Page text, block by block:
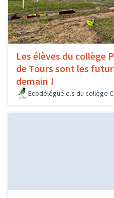
Les élèves du collège
de Tours sont les
demain !
Ecodélégué.e.s du collège